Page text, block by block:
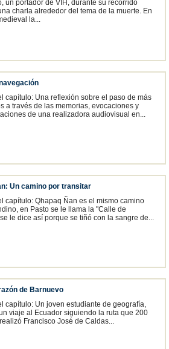
un portador de VIH, durante su recorrido
charla alrededor del tema de la muerte. En
la...
capítulo: Una reflexión sobre el paso de más
a través de las memorias, evocaciones y
de una realizadora audiovisual en...
Un camino por transitar
capítulo: Qhapaq Ñan es el mismo camino
en Pasto se le llama la "Calle de
le dice así porque se tiñó con la sangre de...
de Barnuevo
capítulo: Un joven estudiante de geografía,
viaje al Ecuador siguiendo la ruta que 200
Francisco José de Caldas...